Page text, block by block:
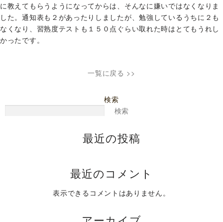
に教えてもらうようになってからは、そんなに嫌いではなくなりま
した。通知表も２があったりしましたが、勉強しているうちに２も
なくなり、習熟度テストも１５０点ぐらい取れた時はとてもうれし
かったです。
一覧に戻る >>
検索
検索
最近の投稿
最近のコメント
表示できるコメントはありません。